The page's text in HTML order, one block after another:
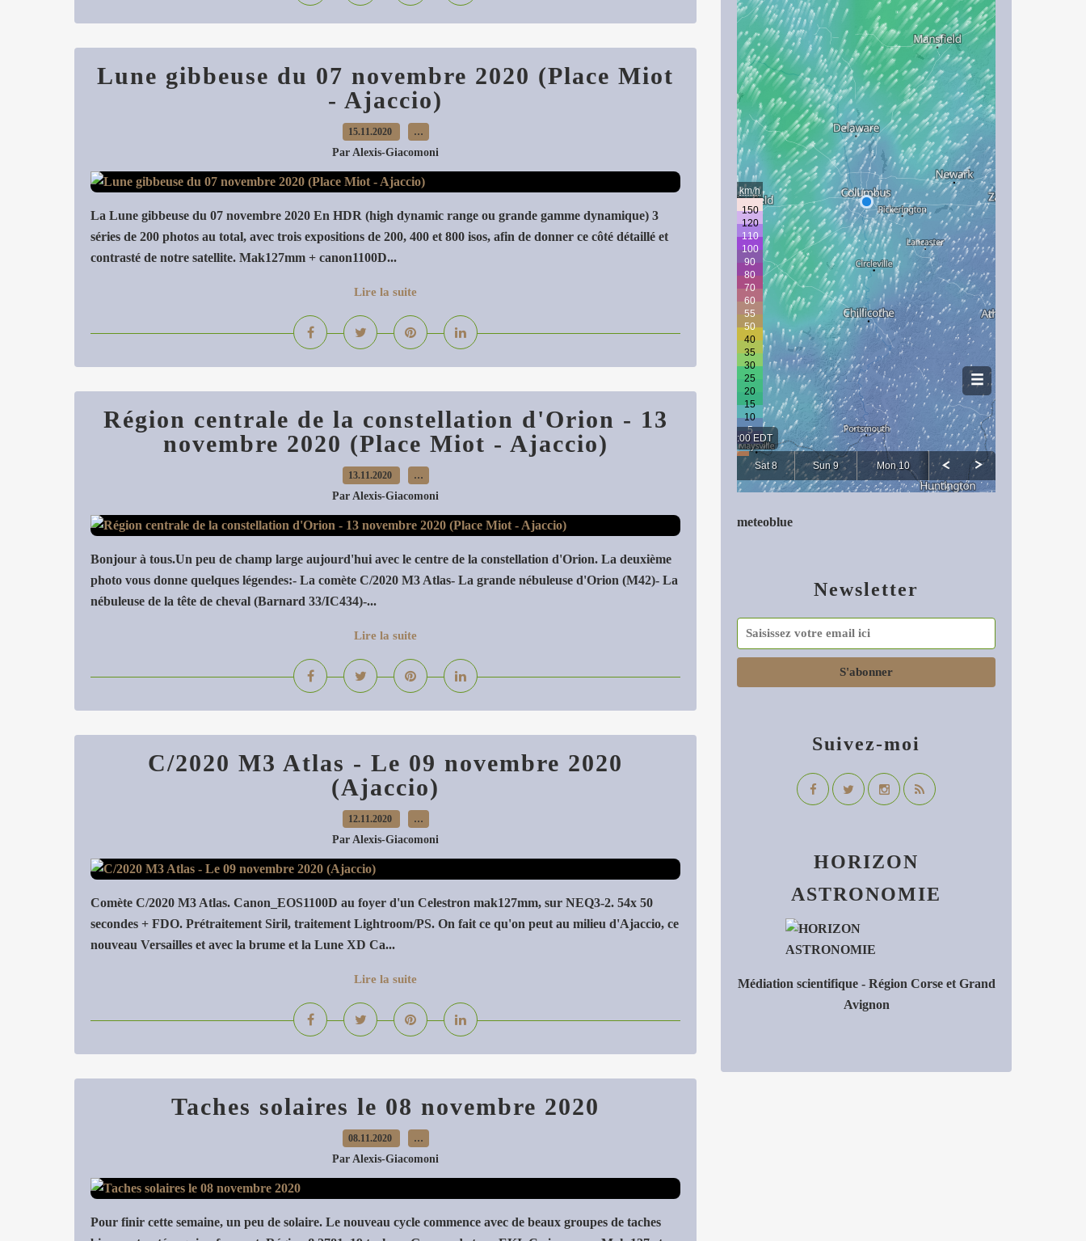
Lune gibbeuse du 07 novembre 2020 (Place Miot
- Ajaccio)
15.11.2020 …
Par Alexis-Giacomoni
La Lune gibbeuse du 07 novembre 2020 En HDR (high dynamic range ou grande gamme dynamique) 3
séries de 200 photos au total, avec trois expositions de 200, 400 et 800 isos, afin de donner ce côté détaillé et
contrasté de notre satellite. Mak127mm + canon1100D...
Lire la suite
Région centrale de la constellation d'Orion - 13
novembre 2020 (Place Miot - Ajaccio)
13.11.2020 …
Par Alexis-Giacomoni
Bonjour à tous.Un peu de champ large aujourd'hui avec le centre de la constellation d'Orion. La deuxième
photo vous donne quelques légendes:- La comète C/2020 M3 Atlas- La grande nébuleuse d'Orion (M42)- La
nébuleuse de la tête de cheval (Barnard 33/IC434)-...
Lire la suite
C/2020 M3 Atlas - Le 09 novembre 2020
(Ajaccio)
12.11.2020 …
Par Alexis-Giacomoni
Comète C/2020 M3 Atlas. Canon_EOS1100D au foyer d'un Celestron mak127mm, sur NEQ3-2. 54x 50
secondes + FDO. Prétraitement Siril, traitement Lightroom/PS. On fait ce qu'on peut au milieu d'Ajaccio, ce
nouveau Versailles et avec la brume et la Lune XD Ca...
Lire la suite
Taches solaires le 08 novembre 2020
08.11.2020 …
Par Alexis-Giacomoni
Pour finir cette semaine, un peu de solaire. Le nouveau cycle commence avec de beaux groupes de taches
Newsletter
HORIZON
ASTRONOMIE
Médiation scientifique - Région Corse et Grand
Avignon
Suivez-moi
meteoblue